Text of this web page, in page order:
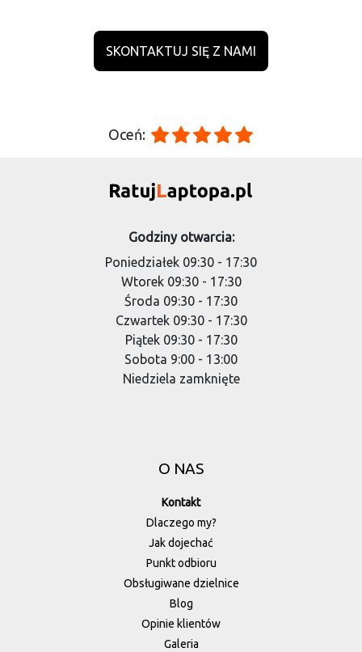
SKONTAKTUJ SIĘ Z NAMI
Oceń:
Godziny otwarcia:
Poniedziałek 09:30 - 17:30
Wtorek 09:30 - 17:30
Środa 09:30 - 17:30
Czwartek 09:30 - 17:30
Piątek 09:30 - 17:30
Sobota 9:00 - 13:00
Niedziela zamknięte
O NAS
Kontakt
Dlaczego my?
Jak dojechać
Punkt odbioru
Obsługiwane dzielnice
Blog
Opinie klientów
Galeria